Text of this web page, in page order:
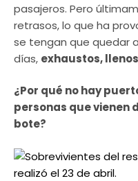
pasajeros. Pero
retrasos, lo que ha
se tengan que quedar
días, exhaustos,
¿Por qué no hay
personas que vienen
bote?